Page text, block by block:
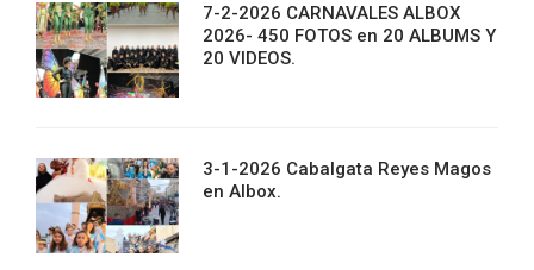
7-2-2026 CARNAVALES ALBOX
2026- 450 FOTOS en 20 ALBUMS Y
20 VIDEOS.
3-1-2026 Cabalgata Reyes Magos
en Albox.